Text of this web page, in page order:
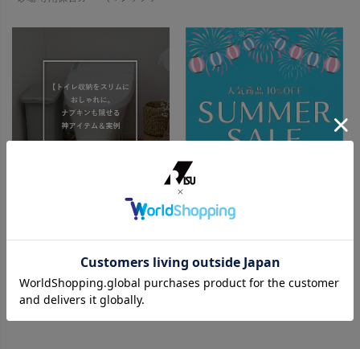
トイレ収納をスリムにおしゃれ
に。ナプキンも隠せる神アイテム
【SUMMER SALE開催】人気商
品が10%OFF！
特集を見る